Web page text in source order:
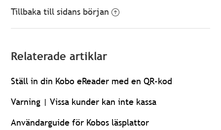
Tillbaka till sidans början
Relaterade artiklar
Ställ in din Kobo eReader med en QR-kod
Varning | Vissa kunder kan inte kassa
Användarguide för Kobos läsplattor